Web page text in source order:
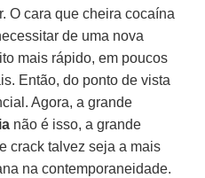
O cara que cheira cocaína
de uma nova
mais rápido, em poucos
Então, do ponto de vista
Agora, a grande
não é isso, a grande
crack talvez seja a mais
na contemporaneidade.